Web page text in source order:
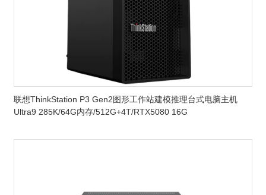
联想ThinkStation P3 Gen2图形工作站建模推理台式电脑主机
Ultra9 285K/64G内存/512G+4T/RTX5080 16G